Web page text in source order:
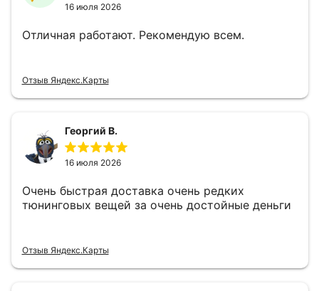
16 июля 2026
Отличная работают. Рекомендую всем.
Отзыв Яндекс.Карты
Георгий В.
16 июля 2026
Очень быстрая доставка очень редких
тюнинговых вещей за очень достойные деньги
Отзыв Яндекс.Карты